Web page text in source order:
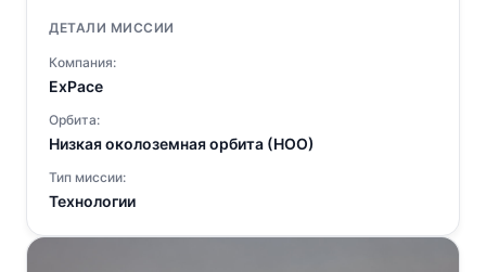
ДЕТАЛИ МИССИИ
Компания:
ExPace
Орбита:
Низкая околоземная орбита (НОО)
Тип миссии:
Технологии